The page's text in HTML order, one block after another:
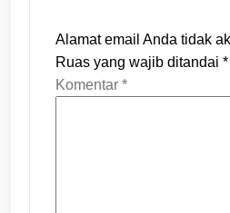
Alamat email Anda tidak
Ruas yang wajib ditandai *
Komentar *